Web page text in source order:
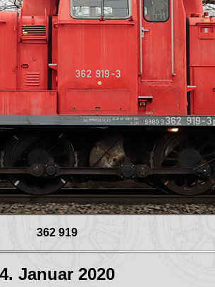
362 919
4. Januar 2020